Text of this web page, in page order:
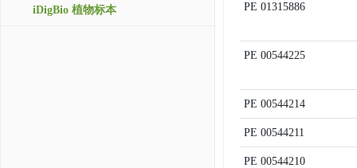
iDigBio 植物标本 PE 01315886
PE 00544225
PE 00544214
PE 00544211
PE 00544210